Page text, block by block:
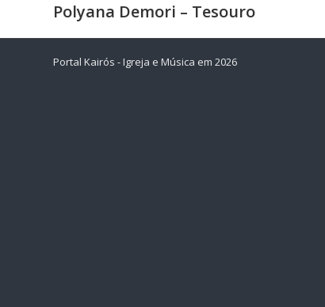
Polyana Demori – Tesouro
Portal Kairós - Igreja e Música em 2026